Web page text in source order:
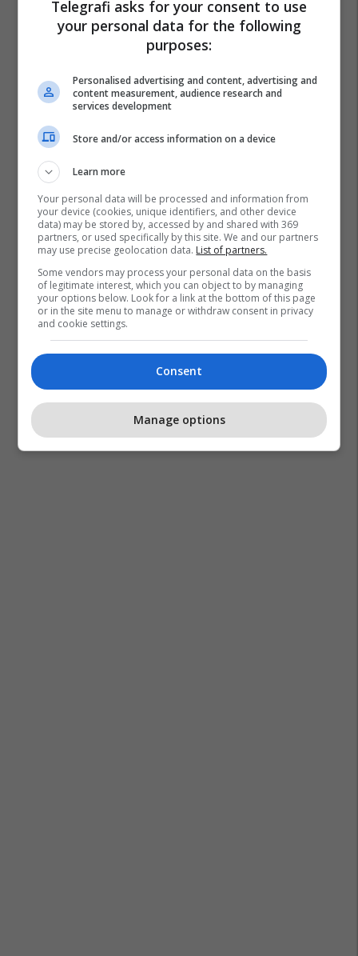
Telegrafi asks for your consent to use
your personal data for the following
purposes:
Personalised advertising and content, advertising and
content measurement, audience research and
services development
Store and/or access information on a device
Learn more
Your personal data will be processed and information from
your device (cookies, unique identifiers, and other device
data) may be stored by, accessed by and shared with 369
partners, or used specifically by this site. We and our partners
may use precise geolocation data. List of partners.
Some vendors may process your personal data on the basis
of legitimate interest, which you can object to by managing
your options below. Look for a link at the bottom of this page
or in the site menu to manage or withdraw consent in privacy
and cookie settings.
Consent
Manage options